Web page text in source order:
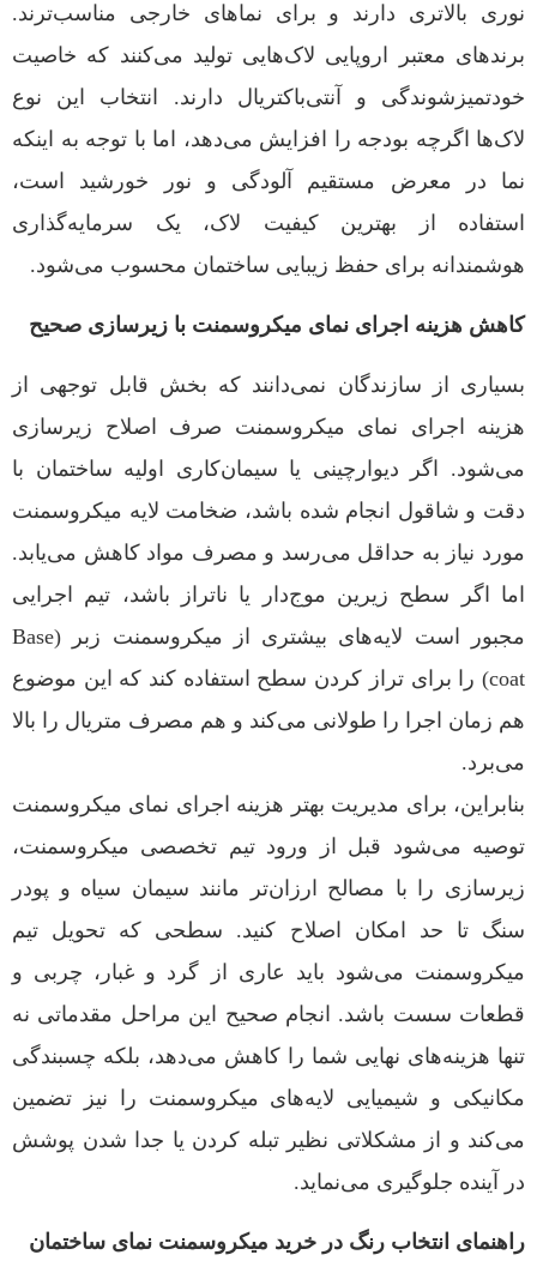
نوری بالاتری دارند و برای نماهای خارجی مناسب‌ترند.
برندهای معتبر اروپایی لاک‌هایی تولید می‌کنند که خاصیت
خودتمیزشوندگی و آنتی‌باکتریال دارند. انتخاب این نوع
لاک‌ها اگرچه بودجه را افزایش می‌دهد، اما با توجه به اینکه
نما در معرض مستقیم آلودگی و نور خورشید است،
استفاده از بهترین کیفیت لاک، یک سرمایه‌گذاری
هوشمندانه برای حفظ زیبایی ساختمان محسوب می‌شود.
کاهش هزینه اجرای نمای میکروسمنت با زیرسازی صحیح
بسیاری از سازندگان نمی‌دانند که بخش قابل توجهی از
هزینه اجرای نمای میکروسمنت صرف اصلاح زیرسازی
می‌شود. اگر دیوارچینی یا سیمان‌کاری اولیه ساختمان با
دقت و شاقول انجام شده باشد، ضخامت لایه میکروسمنت
مورد نیاز به حداقل می‌رسد و مصرف مواد کاهش می‌یابد.
اما اگر سطح زیرین موج‌دار یا ناتراز باشد، تیم اجرایی
مجبور است لایه‌های بیشتری از میکروسمنت زبر (Base
coat) را برای تراز کردن سطح استفاده کند که این موضوع
هم زمان اجرا را طولانی می‌کند و هم مصرف متریال را بالا
می‌برد.
بنابراین، برای مدیریت بهتر هزینه اجرای نمای میکروسمنت
توصیه می‌شود قبل از ورود تیم تخصصی میکروسمنت،
زیرسازی را با مصالح ارزان‌تر مانند سیمان سیاه و پودر
سنگ تا حد امکان اصلاح کنید. سطحی که تحویل تیم
میکروسمنت می‌شود باید عاری از گرد و غبار، چربی و
قطعات سست باشد. انجام صحیح این مراحل مقدماتی نه
تنها هزینه‌های نهایی شما را کاهش می‌دهد، بلکه چسبندگی
مکانیکی و شیمیایی لایه‌های میکروسمنت را نیز تضمین
می‌کند و از مشکلاتی نظیر تبله کردن یا جدا شدن پوشش
در آینده جلوگیری می‌نماید.
راهنمای انتخاب رنگ در خرید میکروسمنت نمای ساختمان